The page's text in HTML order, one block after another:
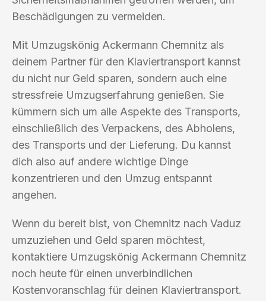
Beschädigungen zu vermeiden.
Mit Umzugskönig Ackermann Chemnitz als
deinem Partner für den Klaviertransport kannst
du nicht nur Geld sparen, sondern auch eine
stressfreie Umzugserfahrung genießen. Sie
kümmern sich um alle Aspekte des Transports,
einschließlich des Verpackens, des Abholens,
des Transports und der Lieferung. Du kannst
dich also auf andere wichtige Dinge
konzentrieren und den Umzug entspannt
angehen.
Wenn du bereit bist, von Chemnitz nach Vaduz
umzuziehen und Geld sparen möchtest,
kontaktiere Umzugskönig Ackermann Chemnitz
noch heute für einen unverbindlichen
Kostenvoranschlag für deinen Klaviertransport.